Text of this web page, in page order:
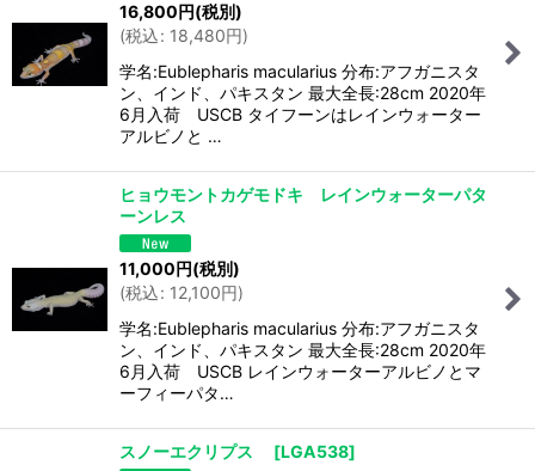
16,800円(税別)
(税込: 18,480円)
学名:Eublepharis macularius 分布:アフガニスタ
ン、インド、パキスタン 最大全長:28cm 2020年
6月入荷 USCB タイフーンはレインウォーター
アルビノと …
ヒョウモントカゲモドキ レインウォーターパタ
ーンレス
11,000円(税別)
(税込: 12,100円)
学名:Eublepharis macularius 分布:アフガニスタ
ン、インド、パキスタン 最大全長:28cm 2020年
6月入荷 USCB レインウォーターアルビノとマ
ーフィーパタ…
スノーエクリプス [LGA538]